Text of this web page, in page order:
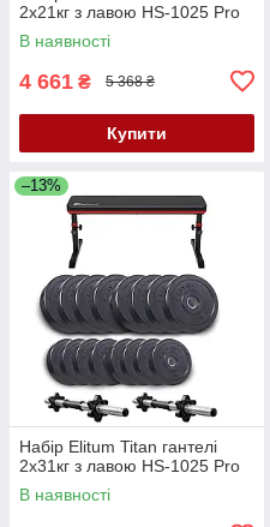
2х21кг з лавою HS-1025 Pro
В наявності
4 661 ₴ 5 368 ₴
Купити
–13%
Набір Elitum Titan гантелі
2х31кг з лавою HS-1025 Pro
В наявності